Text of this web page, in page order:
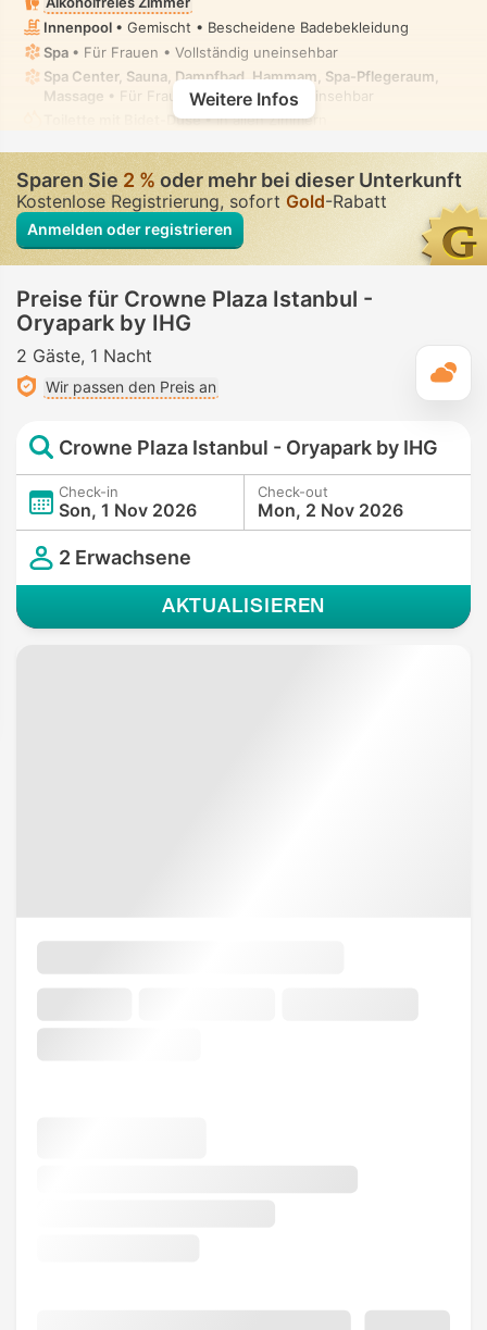
Innenpool • Gemischt • Bescheidene Badebekleidung
Spa • Für Frauen • Vollständig uneinsehbar
Spa Center, Sauna, Dampfbad, Hammam, Spa-Pflegeraum,
Massage • Für Frauen • Vollständig uneinsehbar
Toilette mit Bidet-Düse• In allen Zimmern
Weitere Infos
Sparen Sie2 %oder mehr bei dieser Unterkunft
Kostenlose Registrierung, sofort Gold-Rabatt
Anmelden oder registrieren
Preise für Crowne Plaza Istanbul -
Oryapark by IHG
2 Gäste 1 Nacht
Wir passen den Preis an
Crowne Plaza Istanbul - Oryapark by IHG
Check-in
Son, 1 Nov 2026
Check-out
Mon, 2 Nov 2026
2 Erwachsene
AKTUALISIEREN